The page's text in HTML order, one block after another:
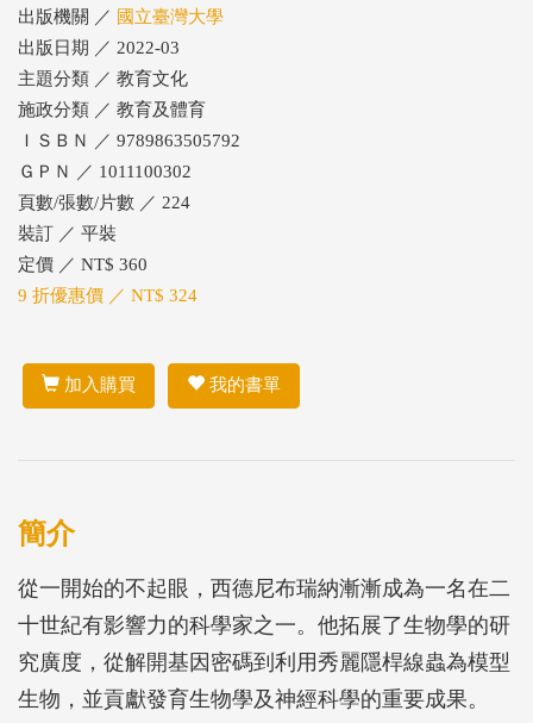
出版機關 ／ 國立臺灣大學
出版日期 ／ 2022-03
主題分類 ／ 教育文化
施政分類 ／ 教育及體育
ＩＳＢＮ ／ 9789863505792
ＧＰＮ ／ 1011100302
頁數/張數/片數 ／ 224
裝訂 ／ 平裝
定價 ／ NT$ 360
9 折優惠價 ／ NT$ 324
加入購買 我的書單
簡介
從一開始的不起眼，西德尼布瑞納漸漸成為一名在二
十世紀有影響力的科學家之一。他拓展了生物學的研
究廣度，從解開基因密碼到利用秀麗隱桿線蟲為模型
生物，並貢獻發育生物學及神經科學的重要成果。